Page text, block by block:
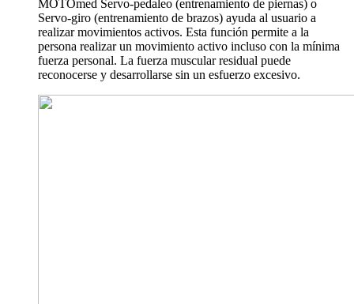
MOTOmed Servo-pedaleo (entrenamiento de piernas) o
Servo-giro (entrenamiento de brazos) ayuda al usuario a
realizar movimientos activos. Esta función permite a la
persona realizar un movimiento activo incluso con la mínima
fuerza personal. La fuerza muscular residual puede
reconocerse y desarrollarse sin un esfuerzo excesivo.